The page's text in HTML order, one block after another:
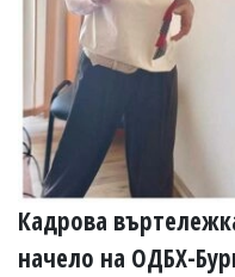
откриете
обиден
за
вас
коментар,
моля
сигнализирайте
ни!
Кадрова
начело на ОДБХ-